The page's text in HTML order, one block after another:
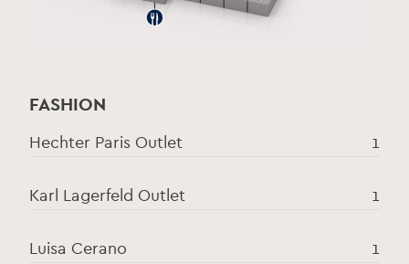
FASHION
Hechter Paris Outlet 1
Karl Lagerfeld Outlet 1
Luisa Cerano 1